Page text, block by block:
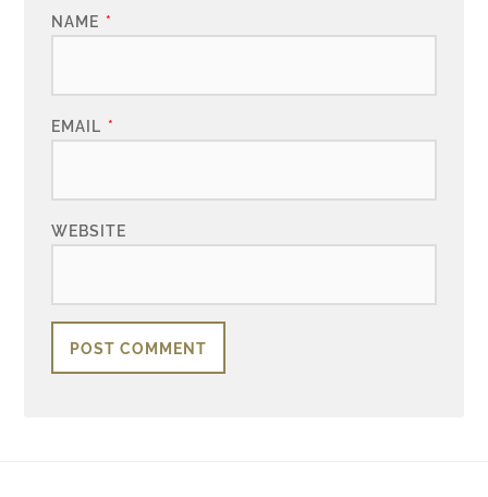
NAME *
EMAIL *
WEBSITE